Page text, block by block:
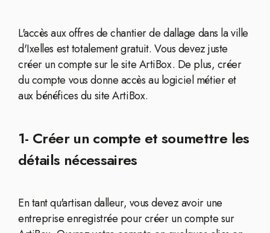
L'accès aux offres de chantier de dallage dans la ville
d'Ixelles est totalement gratuit. Vous devez juste
créer un compte sur le site ArtiBox. De plus, créer
du compte vous donne accès au logiciel métier et
aux bénéfices du site ArtiBox.
1- Créer un compte et soumettre les
détails nécessaires
En tant qu'artisan dalleur, vous devez avoir une
entreprise enregistrée pour créer un compte sur